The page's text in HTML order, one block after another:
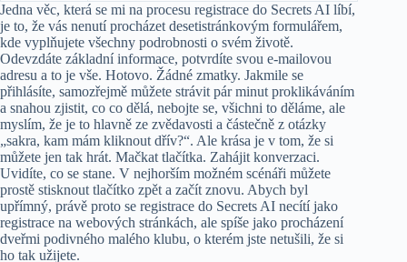
Jedna věc, která se mi na procesu registrace do Secrets AI líbí,
je to, že vás nenutí procházet desetistránkovým formulářem,
kde vyplňujete všechny podrobnosti o svém životě.
Odevzdáte základní informace, potvrdíte svou e-mailovou
adresu a to je vše. Hotovo. Žádné zmatky. Jakmile se
přihlásíte, samozřejmě můžete strávit pár minut proklikáváním
a snahou zjistit, co co dělá, nebojte se, všichni to děláme, ale
myslím, že je to hlavně ze zvědavosti a částečně z otázky
„sakra, kam mám kliknout dřív?“. Ale krása je v tom, že si
můžete jen tak hrát. Mačkat tlačítka. Zahájit konverzaci.
Uvidíte, co se stane. V nejhorším možném scénáři můžete
prostě stisknout tlačítko zpět a začít znovu. Abych byl
upřímný, právě proto se registrace do Secrets AI necítí jako
registrace na webových stránkách, ale spíše jako procházení
dveřmi podivného malého klubu, o kterém jste netušili, že si
ho tak užijete.